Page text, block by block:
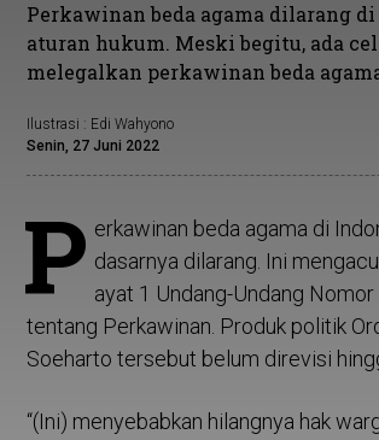
Perkawinan beda agama dilarang di
aturan hukum. Meski begitu, ada
melegalkan perkawinan beda
Ilustrasi : Edi Wahyono
Senin, 27 Juni 2022
P erkawinan beda agama di
dasarnya dilarang. Ini
ayat 1 Undang-Undang
tentang Perkawinan. Produk politik
Soeharto tersebut belum direvisi
“(Ini) menyebabkan hilangnya hak